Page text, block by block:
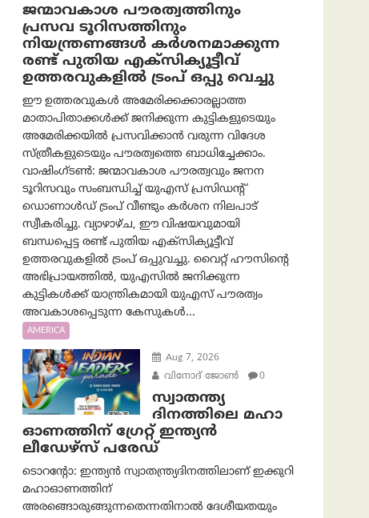
ജന്മാവകാശ പൗരത്വത്തിനും
പ്രസവ ടൂറിസത്തിനും
നിയന്ത്രണങ്ങൾ കർശനമാക്കുന്ന
രണ്ട് പുതിയ എക്സിക്യൂട്ടീവ്
ഉത്തരവുകളിൽ ട്രംപ് ഒപ്പു വെച്ചു
ഈ ഉത്തരവുകൾ അമേരിക്കക്കാരല്ലാത്ത
മാതാപിതാക്കൾക്ക് ജനിക്കുന്ന കുട്ടികളുടെയും
അമേരിക്കയിൽ പ്രസവിക്കാൻ വരുന്ന വിദേശ
സ്ത്രീകളുടെയും പൗരത്വത്തെ ബാധിച്ചേക്കാം.
വാഷിംഗ്ടണ്‍: ജന്മാവകാശ പൗരത്വവും ജനന
ടൂറിസവും സംബന്ധിച്ച് യുഎസ് പ്രസിഡന്റ്
ഡൊണാൾഡ് ട്രംപ് വീണ്ടും കർശന നിലപാട്
സ്വീകരിച്ചു. വ്യാഴാഴ്ച, ഈ വിഷയവുമായി
ബന്ധപ്പെട്ട രണ്ട് പുതിയ എക്സിക്യൂട്ടീവ്
ഉത്തരവുകളിൽ ട്രംപ് ഒപ്പുവച്ചു. വൈറ്റ് ഹൗസിന്റെ
അഭിപ്രായത്തിൽ, യുഎസിൽ ജനിക്കുന്ന
കുട്ടികൾക്ക് യാന്ത്രികമായി യുഎസ് പൗരത്വം
അവകാശപ്പെടുന്ന കേസുകൾ...
AMERICA
Aug 7, 2026
വിനോദ് ജോൺ
0
സ്വാതന്ത്യ
ദിനത്തിലെ മഹാ
ഓണത്തിന് ഗ്രേറ്റ് ഇന്ത്യൻ
ലീഡേഴ്സ് പരേഡ്
ടൊറന്റോ: ഇന്ത്യൻ സ്വാതന്ത്ര്യദിനത്തിലാണ് ഇക്കുറി
മഹാഓണത്തിന്
അരങ്ങൊരുങ്ങുന്നതെന്നതിനാൽ ദേശീയതയും